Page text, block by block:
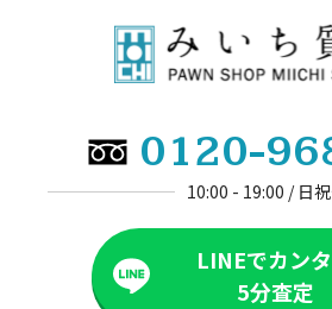
0120-
10:00 - 19:00 / 日
LINEでカン
5分査定